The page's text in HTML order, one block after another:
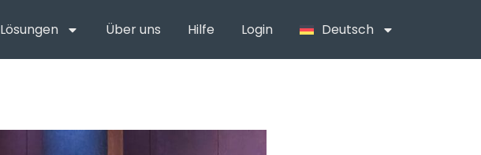
Lösungen Über uns Hilfe Login Deutsch